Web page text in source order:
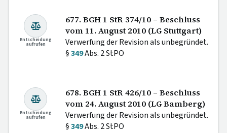
Entscheidung
aufrufen
677. BGH 1 StR 374/10 – Beschluss
vom 11. August 2010 (LG Stuttgart)
Verwerfung der Revision als unbegründet.
§349Abs. 2 StPO
Entscheidung
aufrufen
678. BGH 1 StR 426/10 – Beschluss
vom 24. August 2010 (LG Bamberg)
Verwerfung der Revision als unbegründet.
§349Abs. 2 StPO